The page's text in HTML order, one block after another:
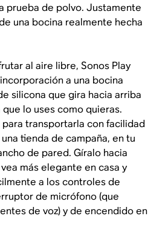
prueba de polvo. Justamente
una bocina realmente hecha
al aire libre, Sonos Play
a una bocina
silicona que gira hacia arriba
lo uses como quieras.
transportarla con facilidad
tienda de campaña, en tu
de pared. Gíralo hacia
más elegante en casa y
a los controles de
de micrófono (que
de voz) y de encendido en